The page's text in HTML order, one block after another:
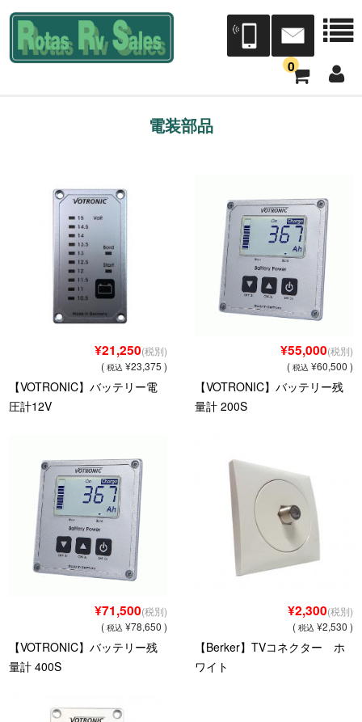
0
店舗案内
本社三芳展示場/三芳工場
宮城営業所[Dr.RV仙台]（トレジャーアイランド）
Dr.RV東北（タック）
中部営業所[Dr.RV中部]
Dr.RV岐阜（福井自動車）
キャンピングカー
Flipper
ek cruise
E-SPiRit
中古車情報
電装部品
¥21,250(税別)
( 税込 ¥23,375 )
【VOTRONIC】バッテリー電
圧計12V
¥55,000(税別)
( 税込 ¥60,500 )
【VOTRONIC】バッテリー残
量計 200S
¥71,500(税別)
( 税込 ¥78,650 )
【VOTRONIC】バッテリー残
量計 400S
¥2,300(税別)
( 税込 ¥2,530 )
【Berker】TVコネクター ホ
ワイト